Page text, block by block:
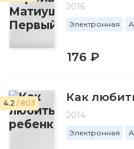
2016
Электронная
176 ₽
4.2 / 803 Как
2014
Электронная